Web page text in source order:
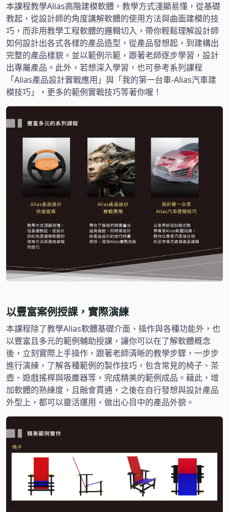
本課程教學Alias高階建模軟體，教學方式淺顯易懂，從基礎
教起，從設計師的角度講解軟體的使用方法與曲面建模的技
巧，而非用教學工程軟體的邏輯切入，帶你輕鬆理解設計師
如何設計出各式各樣的產品造型，從產品發想起，到建構出
完整的產品樣貌。並以範例示範，跟著老師逐步學習，設計
出專屬產品。此外，若想深入學習，也可參考系列課程
「Alias產品設計實戰應用」與「我的第一台車-Alias汽車建
模技巧」，更多的範例實戰技巧等著你喔！
以豐富案例授課，實際演練
本課程除了教學Alias軟體基礎介面、操作與各種功能外，也
以豐富且多元的範例輔助授課，讓你可以在了解軟體概念
後，立刻實際上手操作，跟著老師清晰的教學步驟，一步步
進行演練，了解各種範例的製作技巧，包含常見的椅子、茶
壺、遊戲搖桿與吸塵器等，完成精美的範例成品。藉此，增
加軟體的熟練度，且融會貫通，之後在自行發想與設計產品
外型上，都可以靈活運用，做出心目中的產品外貌。